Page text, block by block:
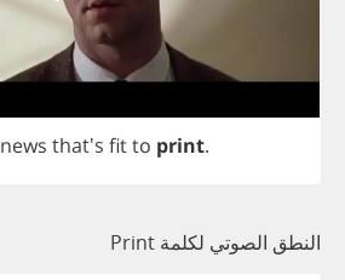
news that's fitto print.
النطق الصوتي لكلمة Print